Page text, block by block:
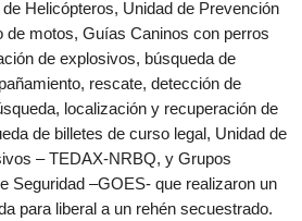
Helicópteros, Unidad de Prevención
de motos, Guías Caninos con perros
de explosivos, búsqueda de
rescate, detección de
localización y recuperación de
de billetes de curso legal, Unidad de
– TEDAX-NRBQ, y Grupos
Seguridad –GOES- que realizaron un
para liberal a un rehén secuestrado.